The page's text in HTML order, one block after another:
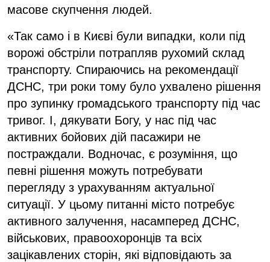
масове скупчення людей.
«Так само і в Києві були випадки, коли під
ворожі обстріли потрапляв рухомий склад
транспорту. Спираючись на рекомендації
ДСНС, три роки тому було ухвалено рішення
про зупинку громадського транспорту під час
тривог. І, дякувати Богу, у нас під час
активних бойових дій пасажири не
постраждали. Водночас, є розуміння, що
певні рішення можуть потребувати
перегляду з урахуванням актуальної
ситуації. У цьому питанні місто потребує
активного залучення, насамперед ДСНС,
військових, правоохоронців та всіх
зацікавлених сторін, які відповідають за